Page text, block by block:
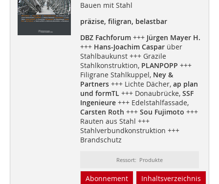
Bauen mit Stahl
präzise, filigran, belastbar
DBZ Fachforum+++ Jürgen Mayer H.
+++ Hans-Joachim Casparüber
Stahlbaukunst +++ Grazile
Stahlkonstruktion, PLANPOPP +++
Filigrane Stahlkuppel, Ney &
Partners+++ Lichte Dächer, ap plan
und formTL+++ Donaubrücke, SSF
Ingenieure+++ Edelstahlfassade,
Carsten Roth +++ Sou Fujimoto +++
Rauten aus Stahl +++
Stahlverbundkonstruktion +++
Brandschutz
Ressort: Produkte
Abonnement Inhaltsverzeichnis